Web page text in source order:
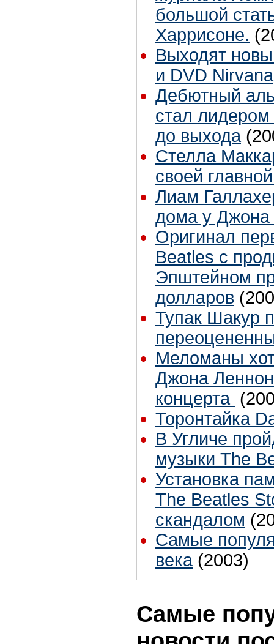
большой
Харрисоне.
Выходят
и DVD Nirvana
Дебютный
стал
до выхода
Стелла
своей
Лиам
дома у Джона
Оригинал
Beatles с
Эпштейном
долларов
Тупак Шакур
Меломаны
Джона
концерта
Торонтайка
В Угличе
музыки The
Установка
The Beatles
скандалом
Самые
века (2003)
Самые